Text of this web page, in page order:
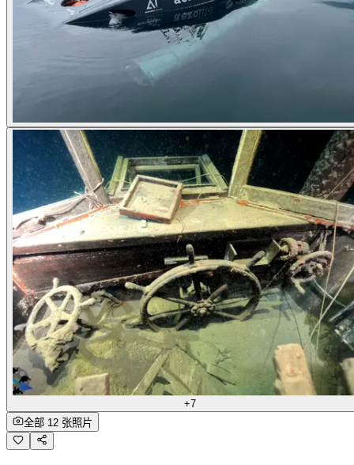
+7
全部 12 张照片